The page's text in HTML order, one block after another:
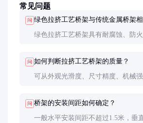
常见问题
问 绿色拉挤工艺桥架与传统金属桥架
绿色拉挤工艺桥架具有耐腐蚀、防
问 如何判断拉挤工艺桥架的质量？
可从外观光滑度、尺寸精度、机械
问 桥架的安装间距如何确定？
一般水平安装间距不超过1.5米，垂